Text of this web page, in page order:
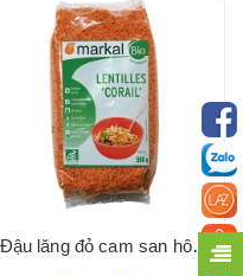
Đậu lăng đỏ cam san hô hữu cơ Markal 500g